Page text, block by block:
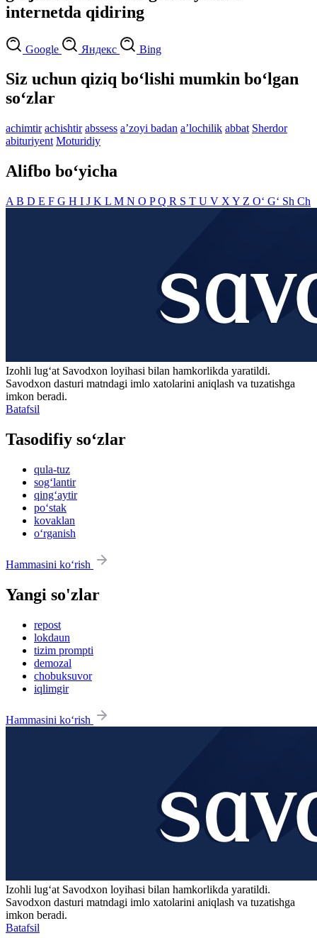
internetda qidiring
Google Яндекс Bing
Siz uchun qiziq bo‘lishi mumkin bo‘lgan
so‘zlar
achimtir achishtir abssess aʼzoyi badan aʼlochilik abbat Sherdor
abituriyent Moturidiy
Alifbo bo‘yicha
A B D E F G H I J K L M N O PQ R S T U V X Y Z O‘ G‘ Sh Ch
Izohli lugʻat Savodxon loyihasi bilan hamkorlikda yaratildi.
Savodxon dasturi matndagi imlo xatolarini aniqlash va tuzatishga
imkon beradi.
Batafsil
Tasodifiy so‘zlar
qula-tuz
sog‘lantir
qing‘aytir
po‘stak
kovaklan
o‘rganish
Hammasini ko‘rish
Yangi so'zlar
repost
lokdaun
tizim prompti
demozal
chobuksuvor
iqlimgir
Hammasini ko‘rish
Izohli lugʻat Savodxon loyihasi bilan hamkorlikda yaratildi.
Savodxon dasturi matndagi imlo xatolarini aniqlash va tuzatishga
imkon beradi.
Batafsil